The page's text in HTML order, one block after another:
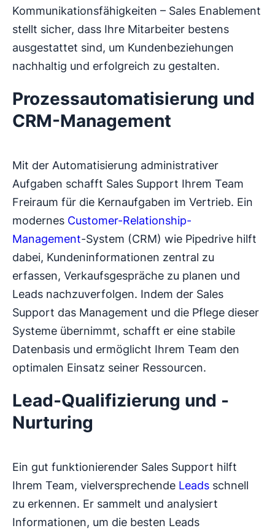
Kommunikationsfähigkeiten – Sales Enablement
stellt sicher, dass Ihre Mitarbeiter bestens
ausgestattet sind, um Kundenbeziehungen
nachhaltig und erfolgreich zu gestalten.
Prozessautomatisierung und
CRM-Management
Mit der Automatisierung administrativer
Aufgaben schafft Sales Support Ihrem Team
Freiraum für die Kernaufgaben im Vertrieb. Ein
modernes Customer-Relationship-
Management-System (CRM) wie Pipedrive hilft
dabei, Kundeninformationen zentral zu
erfassen, Verkaufsgespräche zu planen und
Leads nachzuverfolgen. Indem der Sales
Support das Management und die Pflege dieser
Systeme übernimmt, schafft er eine stabile
Datenbasis und ermöglicht Ihrem Team den
optimalen Einsatz seiner Ressourcen.
Lead-Qualifizierung und -
Nurturing
Ein gut funktionierender Sales Support hilft
Ihrem Team, vielversprechende Leads schnell
zu erkennen. Er sammelt und analysiert
Informationen, um die besten Leads